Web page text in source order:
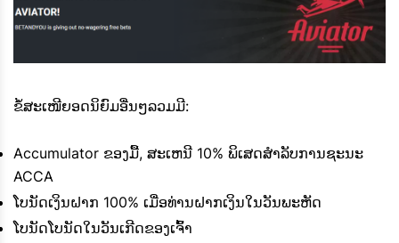
ຂໍ້ສະເໜີຍອດນິຍົມອື່ນໆລວມມີ:
Accumulator ຂອງມື້, ສະເຫນີ 10% ພິເສດສໍາລັບການຊະນະ
ACCA
ໂບນັດເງິນຝາກ 100% ເມື່ອທ່ານຝາກເງິນໃນວັນພະຫັດ
ໂບນັດໂບນັດໃນວັນເກີດຂອງເຈົ້າ